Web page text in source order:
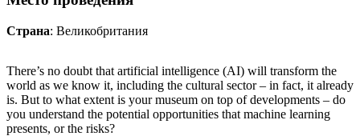
Страна: Великобритания
There’s no doubt that artificial intelligence (AI) will transform the
world as we know it, including the cultural sector – in fact, it already
is. But to what extent is your museum on top of developments – do
you understand the potential opportunities that machine learning
presents, or the risks?